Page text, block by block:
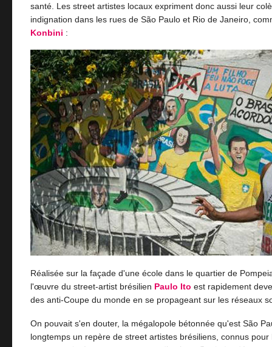
santé. Les street artistes locaux expriment donc aussi leur
indignation dans les rues de São Paulo et Rio de Janeiro,
Konbini :
Réalisée sur la façade d'une école dans le quartier de
l'œuvre du street-artist brésilien Paulo Ito est rapidement
des anti-Coupe du monde en se propageant sur les réseaux
On pouvait s'en douter, la mégalopole bétonnée qu'est São
longtemps un repère de street artistes brésiliens, connus